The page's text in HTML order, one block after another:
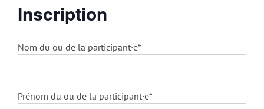
Inscription
Nom du ou de la participant·e*
Prénom du ou de la participant·e*